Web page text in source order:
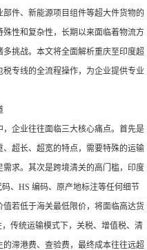
件、新能源项目组件等超大件货物的
性和复杂性，长期以来面临着物流方
挑战。本文将全面解析重庆至印度超
专线的全流程操作，为企业提供专业
企业往往面临三大核心痛点。首先是
超长、超宽的特点，需要特殊的运输
求。其次是跨境清关的高门槛，印度
、HS 编码、原产地标注等任何细节
若低于海关最低限价，将面临高达货
传统运输模式下，关税、增值税、清
滞港费、查验费，最终成本往往远超